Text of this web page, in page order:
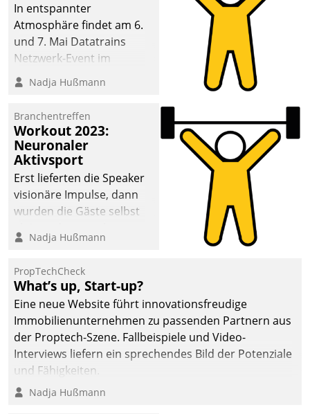
In entspannter
Atmosphäre findet am 6.
und 7. Mai Datatrains
Netzwerk-Event im
Kunden- und Partnerkreis
statt. Zentrale Frage: Wie
Mammutprojekte
meistern und Workloads
wuppen – bei zunehmend
anspruchsvollen
Aufgaben und
abnehmendem
Nadja Hußmann
Branchentreffen
Workout 2023:
Neuronaler
Aktivsport
Erst lieferten die Speaker
visionäre Impulse, dann
wurden die Gäste selbst
methodisch
Quartier. Dazwischen
zeigte Datatrain, was es
Neues zu bieten hat.
Nadja Hußmann
PropTechCheck
What’s up, Start-up?
Eine neue Website führt innovationsfreudige
Immobilienunternehmen zu passenden Partnern aus
der Proptech-Szene. Fallbeispiele und Video-
Interviews liefern ein sprechendes Bild der Potenziale
und Fähigkeiten.
Nadja Hußmann